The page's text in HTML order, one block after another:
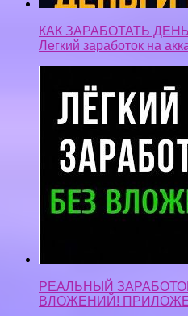
КАК ЗАРАБОТАТЬ
Легкий заработок на
РЕАЛЬНЫЙ
ВЛОЖЕНИЙ!